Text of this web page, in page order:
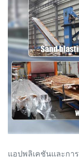
แอปพลิเคชันและกา